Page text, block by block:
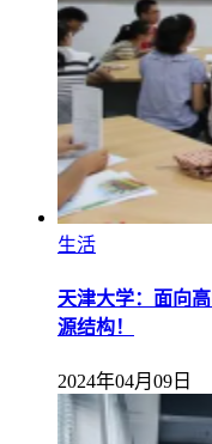
生活
天津大学：面向
源结构！
2024年04月09日